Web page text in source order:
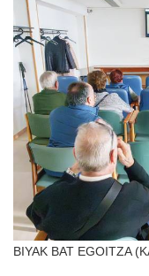
BIYAK BAT EGOITZA